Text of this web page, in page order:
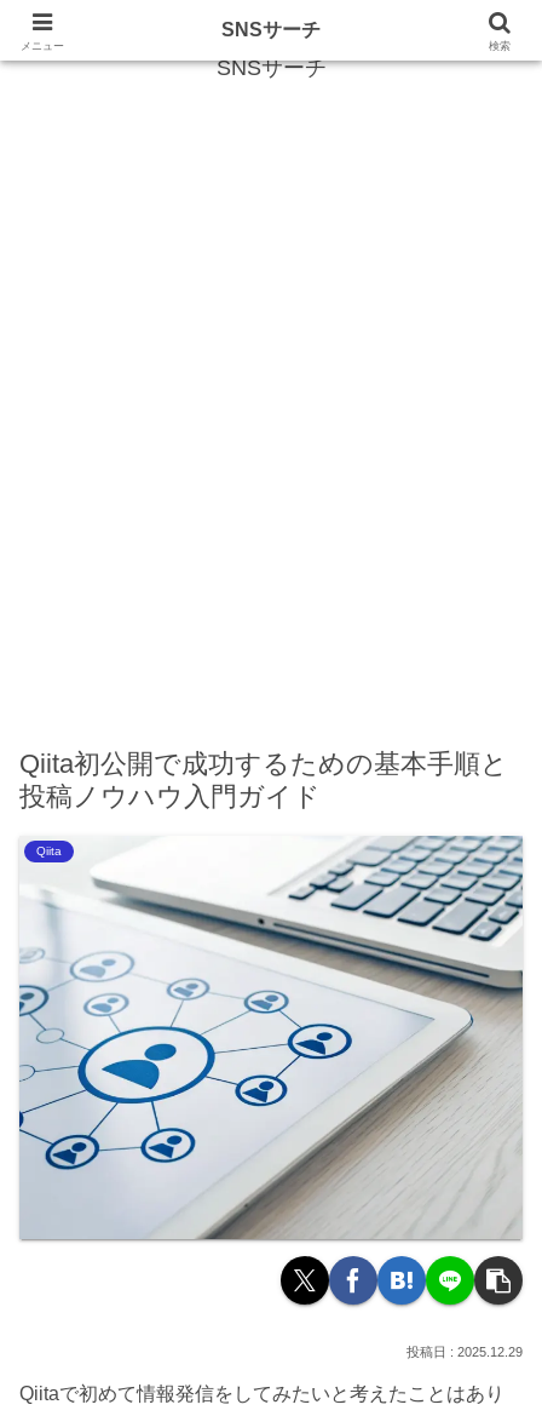
SNSサーチ
Qiita初公開で成功するための基本手順と
投稿ノウハウ入門ガイド
Qiita
2025.12.29
Qiitaで初めて情報発信をしてみたいと考えたことはあり
メニュー
SNSサーチ
検索